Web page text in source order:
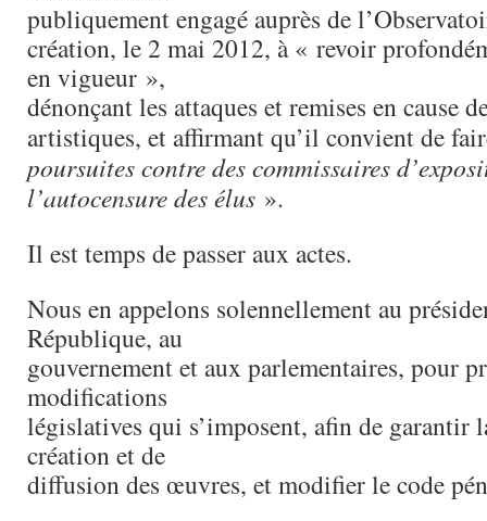
publiquement engagé auprès de
création, le 2 mai 2012, à « revoir
en vigueur »,
dénonçant les attaques et remises en cause
artistiques, et affirmant qu’il convient de
poursuites contre des commissaires
l’autocensure des élus ».
Il est temps de passer aux actes.
Nous en appelons solennellement au
République, au
gouvernement et aux parlementaires, pour
modifications
législatives qui s’imposent, afin de garantir
création et de
diffusion des œuvres, et modifier le code